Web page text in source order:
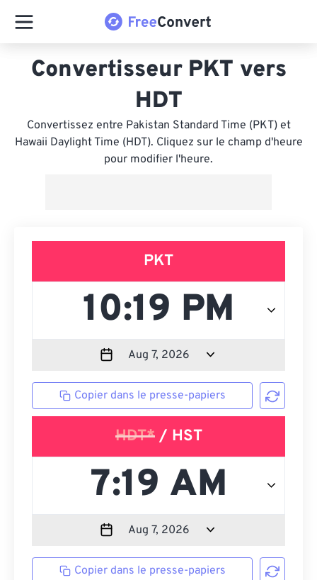
Convertisseur PKT vers
HDT
Convertissez entre Pakistan Standard Time (PKT) et
Hawaii Daylight Time (HDT). Cliquez sur le champ d'heure
pour modifier l'heure.
PKT
Copier dans le presse-papiers
HDT*/ HST
Copier dans le presse-papiers